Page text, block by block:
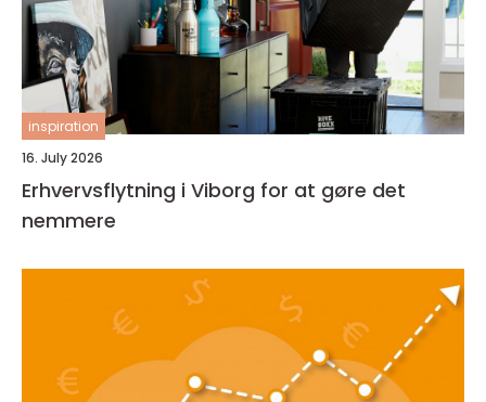
inspiration
16. July 2026
Erhvervsflytning i Viborg for at gøre det
nemmere